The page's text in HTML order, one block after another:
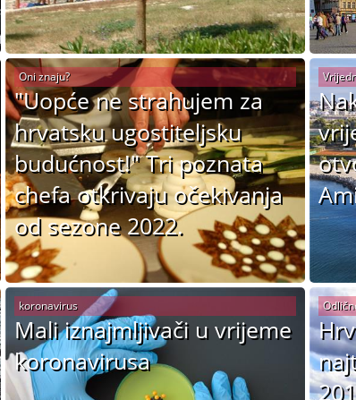
"Uopće ne strahujem za
hrvatsku ugostiteljsku
budućnost!" Tri poznata
chefa otkrivaju očekivanja
od sezone 2022.
Oni znaju?
Mali iznajmljivači u vrijeme
koronavirusa
koronavirus